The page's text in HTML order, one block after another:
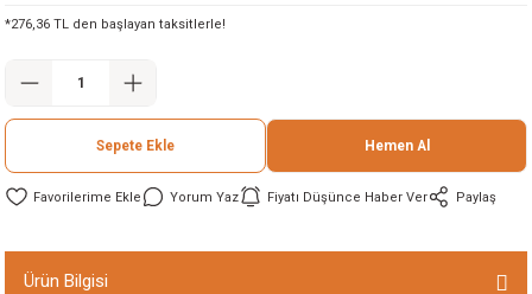
*276,36 TL den başlayan taksitlerle!
Sepete Ekle Hemen Al
Yorum Yaz Fiyatı Düşünce Haber Ver Paylaş
Ürün Bilgisi